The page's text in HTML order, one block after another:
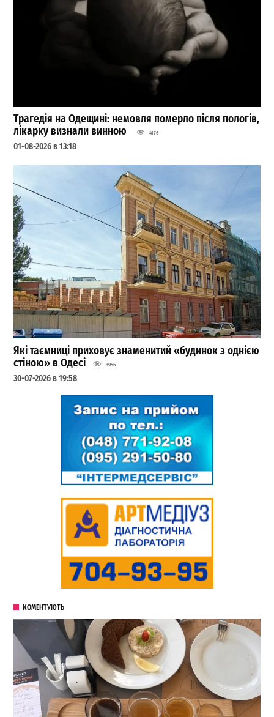
Трагедія на Одещині: немовля померло після пологів,
лікарку визнали винною
4176
01-08-2026 в 13:18
Які таємниці приховує знаменитий «будинок з однією
стіною» в Одесі
3956
30-07-2026 в 19:58
КОМЕНТУЮТЬ